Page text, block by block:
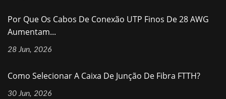
Por Que Os Cabos De Conexão UTP Finos De 28 AWG
Aumentam...
28 Jun, 2026
Como Selecionar A Caixa De Junção De Fibra FTTH?
30 Jun, 2026